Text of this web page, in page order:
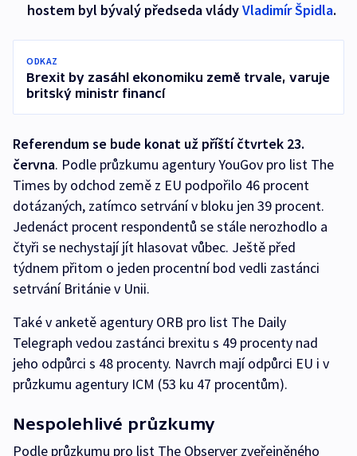
hostem byl bývalý předseda vládyVladimír Špidla.
ODKAZ
Brexit by zasáhl ekonomiku země trvale, varuje
britský ministr financí
Referendum se bude konat už příští čtvrtek 23.
června. Podle průzkumu agentury YouGov pro list The
Times by odchod země z EU podpořilo 46 procent
dotázaných, zatímco setrvání v bloku jen 39 procent.
Jedenáct procent respondentů se stále nerozhodlo a
čtyři se nechystají jít hlasovat vůbec. Ještě před
týdnem přitom o jeden procentní bod vedli zastánci
setrvání Británie v Unii.
Také v anketě agentury ORB pro list The Daily
Telegraph vedou zastánci brexitu s 49 procenty nad
jeho odpůrci s 48 procenty. Navrch mají odpůrci EU i v
průzkumu agentury ICM (53 ku 47 procentům).
Nespolehlivé průzkumy
Podle průzkumu pro list The Observer zveřejněného